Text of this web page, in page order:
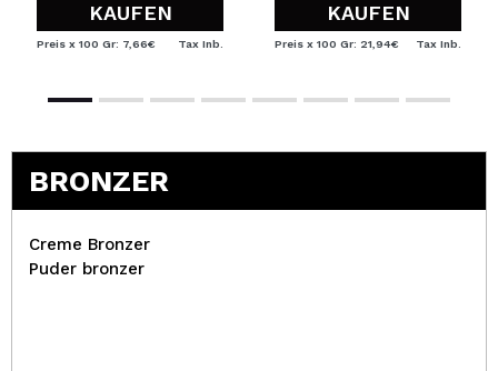
KAUFEN
Preis x 100 Gr: 7,66€ Tax Inb.
KAUFEN
Preis x 100 Gr: 21,94€ Tax Inb.
BRONZER
Creme Bronzer
Puder bronzer